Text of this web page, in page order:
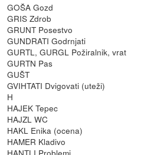
GOŠA Gozd
GRIS Zdrob
GRUNT Posestvo
GUNDRATI Godrnjati
GURTL, GURGL Požiralnik, vrat
GURTN Pas
GUŠT
GVIHTATI Dvigovati (uteži)
H
HAJEK Tepec
HAJZL WC
HAKL Enika (ocena)
HAMER Kladivo
HANTLI Problemi